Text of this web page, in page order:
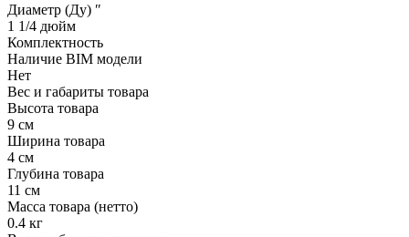
Диаметр (Ду) ″
1 1/4 дюйм
Комплектность
Наличие BIM модели
Нет
Вес и габариты товара
Высота товара
9 см
Ширина товара
4 см
Глубина товара
11 см
Масса товара (нетто)
0.4 кг